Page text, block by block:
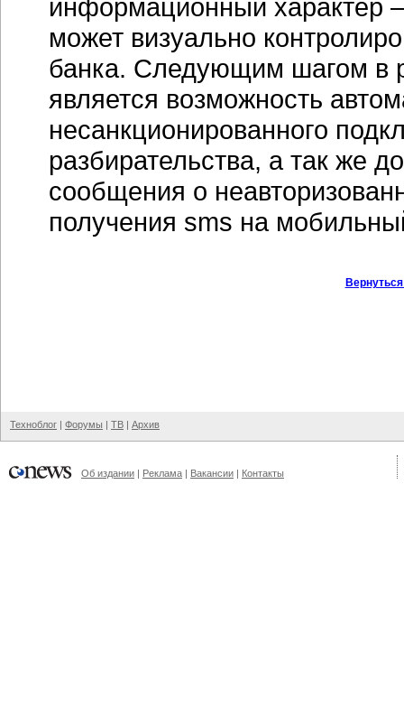
информационный характер
может визуально
банка. Следующим шагом в
является возможность
несанкционированного
разбирательства, а так же
сообщения о
получения sms на
Техноблог | Форумы | ТВ | Архив
Об издании | Реклама | Вакансии | Контакты